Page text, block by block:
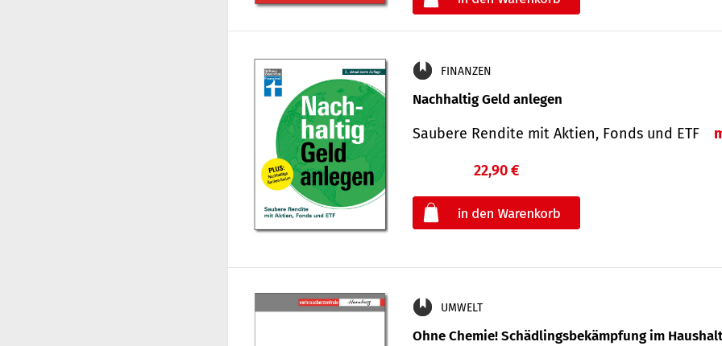
FINANZEN
Nachhaltig Geld anlegen
Saubere Rendite mit Aktien, Fonds und ETF
22,90 €
UMWELT
Ohne Chemie! Schädlingsbekämpfung im Haushalt